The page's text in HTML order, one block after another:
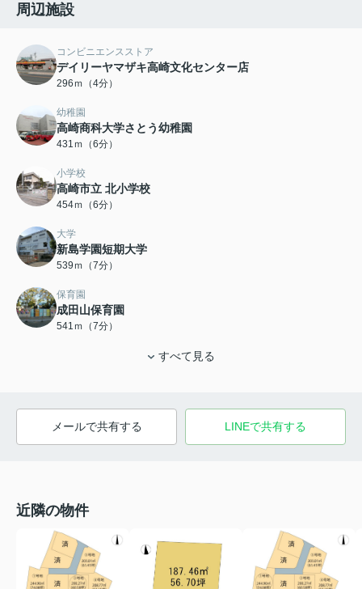
周辺施設
コンビニエンスストア
デイリーヤマザキ高崎文化センター店
296ｍ（4分）
幼稚園
高崎商科大学さとう幼稚園
431ｍ（6分）
小学校
高崎市立 北小学校
454ｍ（6分）
大学
新島学園短期大学
539ｍ（7分）
保育園
成田山保育園
541ｍ（7分）
すべて見る
メールで共有する LINEで共有する
近隣の物件